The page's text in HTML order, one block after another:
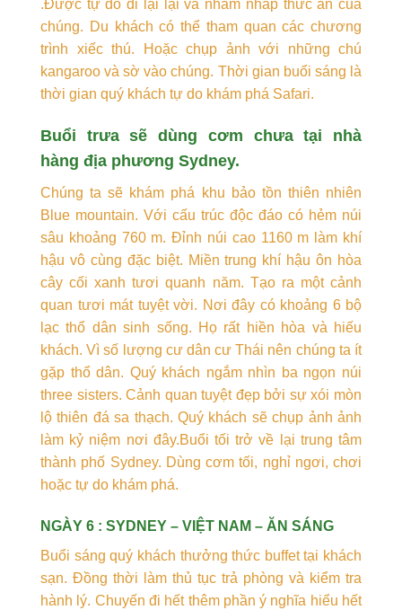
.Được tự do đi lại lại và nhấm nháp thức ăn của
chúng. Du khách có thể tham quan các chương
trình xiếc thú. Hoặc chụp ảnh với những chú
kangaroo và sờ vào chúng. Thời gian buổi sáng là
thời gian quý khách tự do khám phá Safari.
Buổi trưa sẽ dùng cơm chưa tại nhà
hàng địa phương Sydney.
Chúng ta sẽ khám phá khu bảo tồn thiên nhiên
Blue mountain. Với cấu trúc độc đáo có hẻm núi
sâu khoảng 760 m. Đỉnh núi cao 1160 m làm khí
hậu vô cùng đặc biệt. Miền trung khí hậu ôn hòa
cây cối xanh tươi quanh năm. Tạo ra một cảnh
quan tươi mát tuyệt vời. Nơi đây có khoảng 6 bộ
lạc thổ dân sinh sống. Họ rất hiền hòa và hiếu
khách. Vì số lượng cư dân cư Thái nên chúng ta ít
gặp thổ dân. Quý khách ngắm nhìn ba ngọn núi
three sisters. Cảnh quan tuyệt đẹp bởi sự xói mòn
lộ thiên đá sa thạch. Quý khách sẽ chụp ảnh ảnh
làm kỷ niệm nơi đây.Buổi tối trở về lại trung tâm
thành phố Sydney. Dùng cơm tối, nghỉ ngơi, chơi
hoặc tự do khám phá.
NGÀY 6 : SYDNEY – VIỆT NAM – ĂN SÁNG
Buổi sáng quý khách thưởng thức buffet tại khách
sạn. Đồng thời làm thủ tục trả phòng và kiểm tra
hành lý. Chuyến đi hết thêm phần ý nghĩa hiểu hết